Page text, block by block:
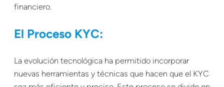
financiero.
El Proceso KYC:
La evolución tecnológica ha permitido incorporar
nuevas herramientas y técnicas que hacen que el KYC